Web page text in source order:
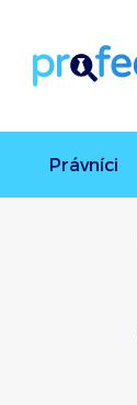
Právníci